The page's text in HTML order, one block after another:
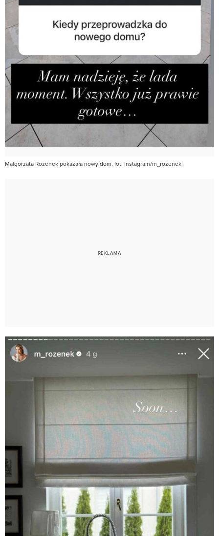
Małgorzata Rozenek pokazała nowy dom, fot. Instagram/m_rozenek